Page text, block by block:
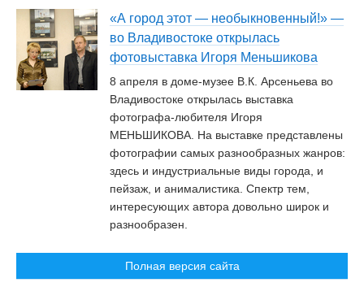
«А город этот — необыкновенный!» —
во Владивостоке открылась
фотовыставка Игоря Меньшикова
8 апреля в доме-музее В.К. Арсеньева во
Владивостоке открылась выставка
фотографа-любителя Игоря
МЕНЬШИКОВА. На выставке представлены
фотографии самых разнообразных жанров:
здесь и индустриальные виды города, и
пейзаж, и анималистика. Спектр тем,
интересующих автора довольно широк и
разнообразен.
Полная версия сайта